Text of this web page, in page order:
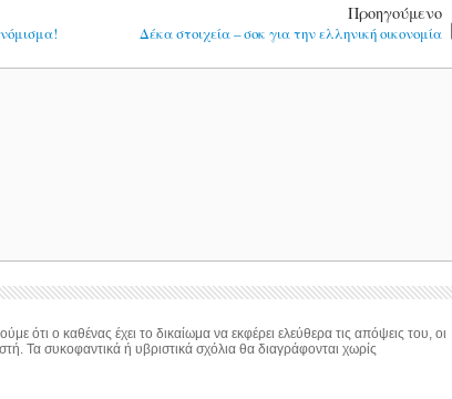
Προηγούμενο
Δέκα στοιχεία – σοκ για την ελληνική οικονομία
ότι ο καθένας έχει το δικαίωμα να εκφέρει ελεύθερα τις απόψεις του, οι
Τα συκοφαντικά ή υβριστικά σχόλια θα διαγράφονται χωρίς